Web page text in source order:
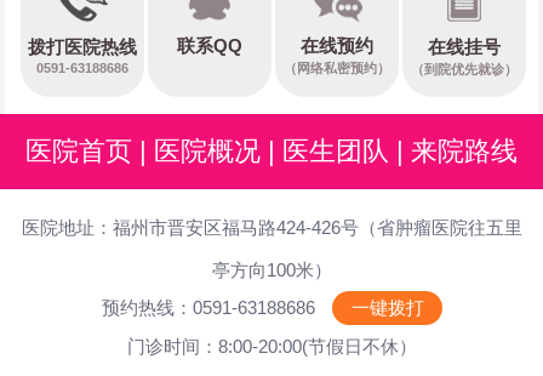
拨打医院热线
0591-63188686
联系QQ 在线预约
（网络私密预约）
在线挂号
（到院优先就诊）
医院首页 医院概况 医生团队 来院路线
医院地址：福州市晋安区福马路424-426号（省肿瘤医院往五里
亭方向100米）
预约热线：0591-63188686
一键拨打
门诊时间：8:00-20:00(节假日不休）